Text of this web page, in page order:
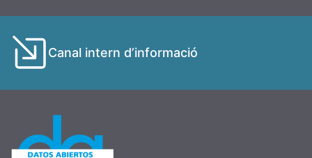
Canal intern d’informació